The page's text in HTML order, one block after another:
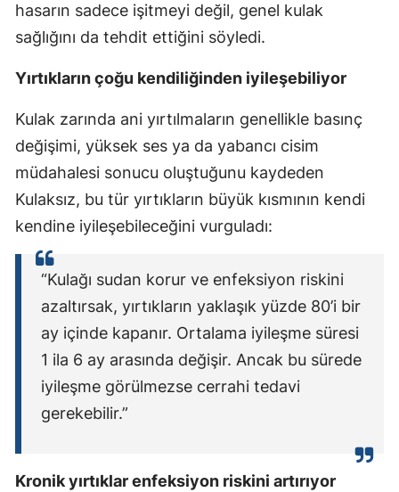
hasarın sadece işitmeyi değil, genel kulak
sağlığını da tehdit ettiğini söyledi.
Yırtıkların çoğu kendiliğinden iyileşebiliyor
Kulak zarında ani yırtılmaların genellikle basınç
değişimi, yüksek ses ya da yabancı cisim
müdahalesi sonucu oluştuğunu kaydeden
Kulaksız, bu tür yırtıkların büyük kısmının kendi
kendine iyileşebileceğini vurguladı:
“Kulağı sudan korur ve enfeksiyon riskini
azaltırsak, yırtıkların yaklaşık yüzde 80’i bir
ay içinde kapanır. Ortalama iyileşme süresi
1 ila 6 ay arasında değişir. Ancak bu sürede
iyileşme görülmezse cerrahi tedavi
gerekebilir.”
Kronik yırtıklar enfeksiyon riskini artırıyor